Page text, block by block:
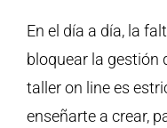
En el día a día, la
bloquear la gestión
taller on line es
enseñarte a crear,